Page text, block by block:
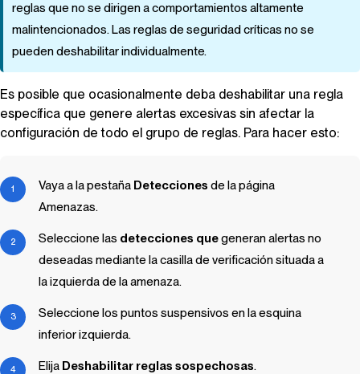
reglas que no se dirigen a comportamientos altamente
malintencionados. Las reglas de seguridad críticas no se
pueden deshabilitar individualmente.
Es posible que ocasionalmente deba deshabilitar una regla
específica que genere alertas excesivas sin afectar la
configuración de todo el grupo de reglas. Para hacer esto:
Vaya a la pestaña Detecciones de la página
Amenazas.
Seleccione las detecciones quegeneran alertas no
deseadas mediante la casilla de verificación situada a
la izquierda de la amenaza.
Seleccione los puntos suspensivos en la esquina
inferior izquierda.
Elija Deshabilitar reglas sospechosas.